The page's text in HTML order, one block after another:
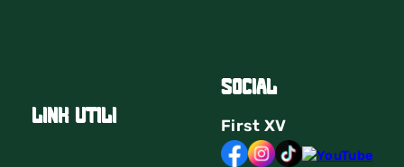
link utili
Social
First XV